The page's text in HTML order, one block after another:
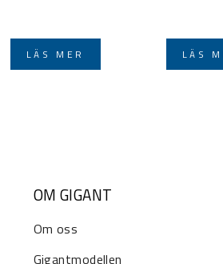
LÄS MER LÄS
OM GIGANT
Om oss
Gigantmodellen